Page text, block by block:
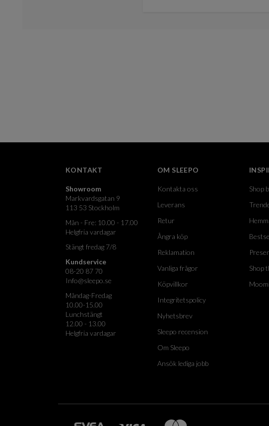
KONTAKT
Showroom
Markvardsgatan 9
113 53 Stockholm
Mån - Fre: 10.00 - 17.00
Helgfria vardagar
Stängt fredag 7/8
Kundservice
08-20 87 70
Info@sleepo.se
Måndag-Fredag
10.00-15.00
Lunchstängt
12.00 - 13.00
Helgfria vardagar
OM SLEEPO
Kontakta oss
Leverans
Retur
Ångra köp
Reklamation
Vanliga frågor
Köpvillkor
Integritetspolicy
Nyhetsbrev
Sleepo recension
Om Sleepo
Ansök lediga jobb
Shop
Shop